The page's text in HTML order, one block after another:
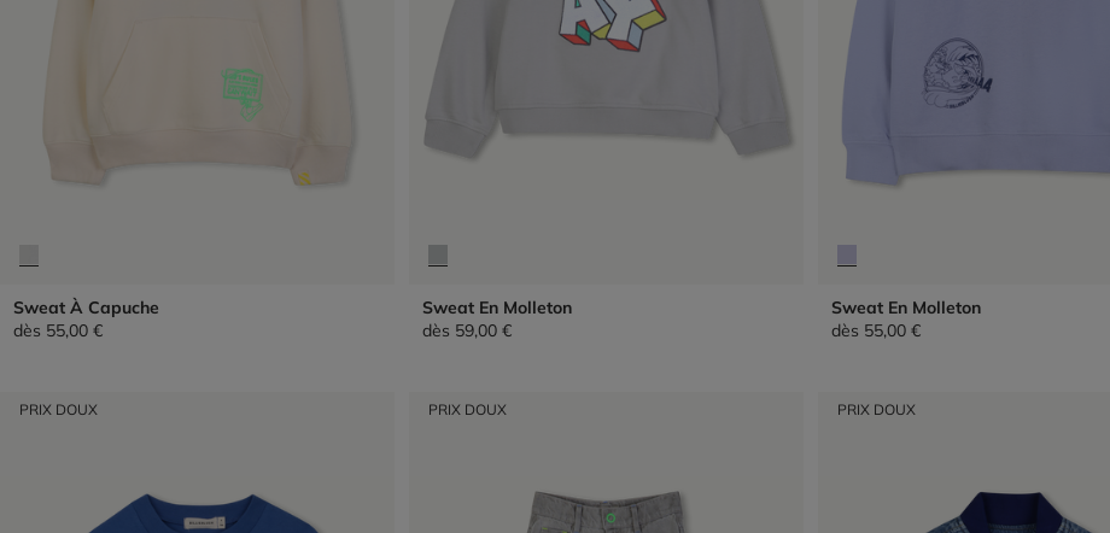
Sweat À Capuche
dès 55,00 €
Sweat En Molleton
dès 59,00 €
Sweat En Molleton
dès 55,00 €
PRIX DOUX PRIX DOUX PRIX DOUX